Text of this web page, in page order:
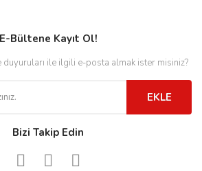
E-Bültene Kayıt Ol!
duyuruları ile ilgili e-posta almak ister misiniz?
EKLE
Bizi Takip Edin